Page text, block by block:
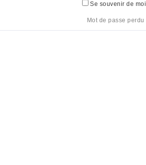
Se souvenir de moi
Mot de passe perdu